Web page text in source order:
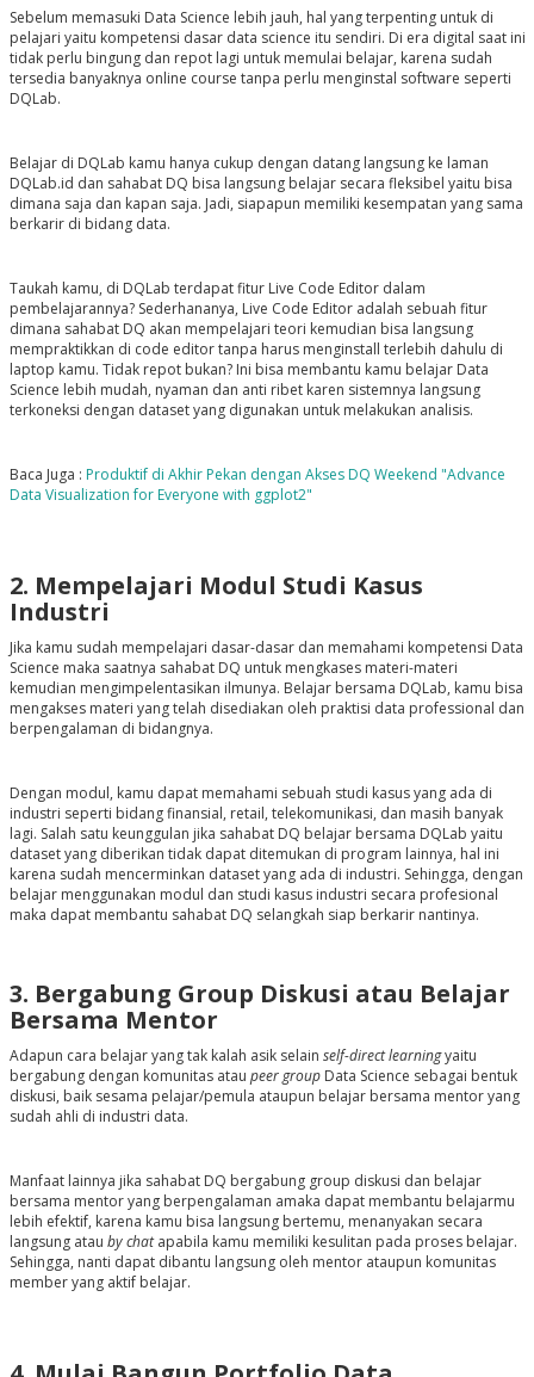
Sebelum memasuki Data Science lebih jauh, hal yang terpenting untuk di
pelajari yaitu kompetensi dasar data science itu sendiri. Di era digital saat ini
tidak perlu bingung dan repot lagi untuk memulai belajar, karena sudah
tersedia banyaknya online course tanpa perlu menginstal software seperti
DQLab.
Belajar di DQLab kamu hanya cukup dengan datang langsung ke laman
DQLab.id dan sahabat DQ bisa langsung belajar secara fleksibel yaitu bisa
dimana saja dan kapan saja. Jadi, siapapun memiliki kesempatan yang sama
berkarir di bidang data.
Taukah kamu, di DQLab terdapat fitur Live Code Editor dalam
pembelajarannya? Sederhananya, Live Code Editor adalah sebuah fitur
dimana sahabat DQ akan mempelajari teori kemudian bisa langsung
mempraktikkan di code editortanpa harus menginstall terlebih dahulu di
laptop kamu. Tidak repot bukan? Ini bisa membantu kamu belajar Data
Science lebih mudah, nyaman dan anti ribet karen sistemnya langsung
terkoneksi dengan dataset yang digunakan untuk melakukan analisis.
Baca Juga : Produktif di Akhir Pekan dengan Akses DQ Weekend "Advance
Data Visualization for Everyone with ggplot2"
2. Mempelajari Modul Studi Kasus
Industri
Jika kamu sudah mempelajari dasar-dasar dan memahami kompetensi Data
Science maka saatnya sahabat DQ untuk mengkases materi-materi
kemudian mengimpelentasikan ilmunya. Belajar bersama DQLab, kamu bisa
mengakses materi yang telah disediakan oleh praktisi data professional dan
berpengalaman di bidangnya.
Dengan modul, kamu dapat memahami sebuah studi kasus yang ada di
industri seperti bidang finansial, retail, telekomunikasi, dan masih banyak
lagi. Salah satu keunggulan jika sahabat DQ belajar bersama DQLab yaitu
dataset yang diberikan tidak dapat ditemukan di program lainnya, hal ini
karena sudah mencerminkan dataset yang ada di industri. Sehingga, dengan
belajar menggunakan modul dan studi kasus industri secara profesional
maka dapat membantu sahabat DQ selangkah siap berkarir nantinya.
3. Bergabung Group Diskusi atau Belajar
Bersama Mentor
Adapun cara belajar yang tak kalah asik selain self-direct learningyaitu
bergabung dengan komunitas atau peer groupData Science sebagai bentuk
diskusi, baik sesama pelajar/pemula ataupun belajar bersama mentor yang
sudah ahli di industri data.
Manfaat lainnya jika sahabat DQ bergabung group diskusi dan belajar
bersama mentor yang berpengalaman amaka dapat membantu belajarmu
lebih efektif, karena kamu bisa langsung bertemu, menanyakan secara
langsung atau by chatapabila kamu memiliki kesulitan pada proses belajar.
Sehingga, nanti dapat dibantu langsung oleh mentor ataupun komunitas
member yang aktif belajar.